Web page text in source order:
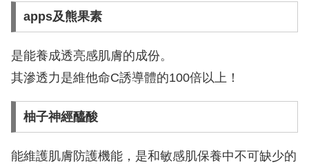
apps及熊果素
是能養成透亮感肌膚的成份。
其滲透力是維他命C誘導體的100倍以上！
柚子神經醯酸
能維護肌膚防護機能，是和敏感肌保養中不可缺少的